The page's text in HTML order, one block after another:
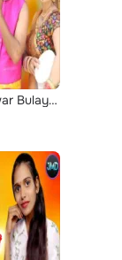
Thane Kar Manwar Bulaya Wo Sagas ji